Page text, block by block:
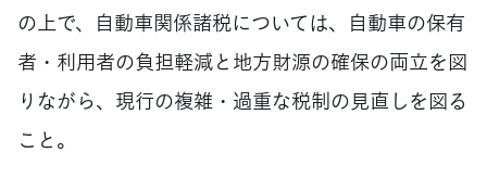
の上で、自動車関係諸税については、自動車の保有
者・利用者の負担軽減と地方財源の確保の両立を図
りながら、現行の複雑・過重な税制の見直しを図る
こと。